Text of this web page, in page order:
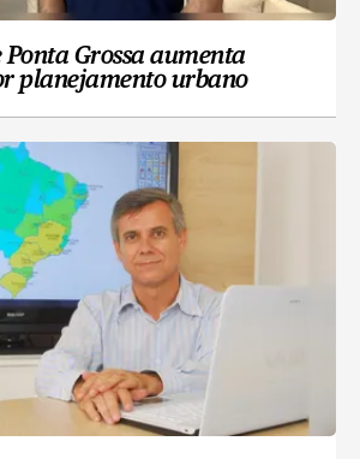
Ponta Grossa aumenta
planejamento urbano